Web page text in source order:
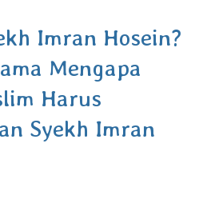
Imran Hosein?
Mengapa
Harus
Syekh Imran